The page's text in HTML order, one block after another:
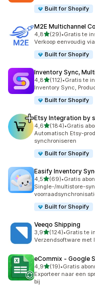
Built for Shopify
M2E Multichannel
4,8van 5 sterren
(29)
29 recensies in totaal
•Gratis te
Verkoop eenvoudig
Built for Shopify
Inventory Sync,
4,8van 5 sterren
(112)
112 recensies in totaal
•Gratis te
Inventory Sync,
Built for Shopify
Etsy Integration by
4,6van 5 sterren
(184)
184 recensies in totaal
•Gratis
Automatisch Etsy-
synchroniseren
Built for Shopify
Easify Inventory
4,5van 5 sterren
(69)
69 recensies in totaal
•Gratis
Single-/multistore-
Built for Shopify
Veeqo Shipping
3,9van 5 sterren
(124)
124 recensies in totaal
•Gratis te
Verzendsoftware met
eCommix ‑ Google
4,9van 5 sterren
(19)
19 recensies in totaal
•Gratis
Exporteer naar een
bij